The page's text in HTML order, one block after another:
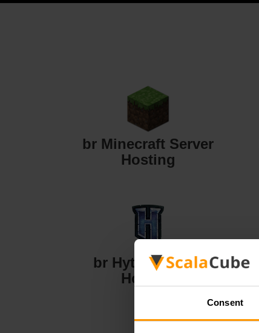
Consent
br Minecraft Server
Hosting
br Hytale Server
Hosting